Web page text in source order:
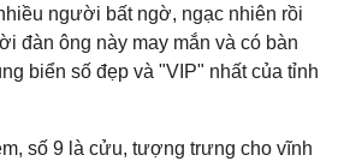
người bất ngờ, ngạc nhiên rồi
đàn ông này may mắn và có bàn
biển số đẹp và "VIP" nhất của tỉnh
số 9 là cửu, tượng trưng cho vĩnh